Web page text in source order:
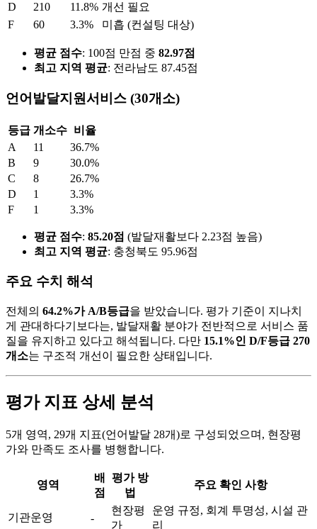
D
210 11.8% 개선 필요
F
60 3.3% 미흡 (컨설팅 대상)
평균 점수: 100점 만점 중 82.97점
최고 지역 평균: 전라남도 87.45점
언어발달지원서비스 (30개소)
등급 개소수 비율
A
11
36.7%
B
9
30.0%
C
8
26.7%
D
1
3.3%
F
1 3.3%
평균 점수: 85.20점 (발달재활보다 2.23점 높음)
최고 지역 평균: 충청북도 95.96점
주요 수치 해석
전체의 64.2%가 A/B등급을 받았습니다. 평가 기준이 지나치
게 관대하다기보다는, 발달재활 분야가 전반적으로 서비스 품
질을 유지하고 있다고 해석됩니다. 다만 15.1%인 D/F등급 270
개소는 구조적 개선이 필요한 상태입니다.
평가 지표 상세 분석
5개 영역, 29개 지표(언어발달 28개)로 구성되었으며, 현장평
가와 만족도 조사를 병행합니다.
영역
배
점
평가 방
법
주요 확인 사항
기관운영 -
현장평
가
운영 규정, 회계 투명성, 시설 관
리